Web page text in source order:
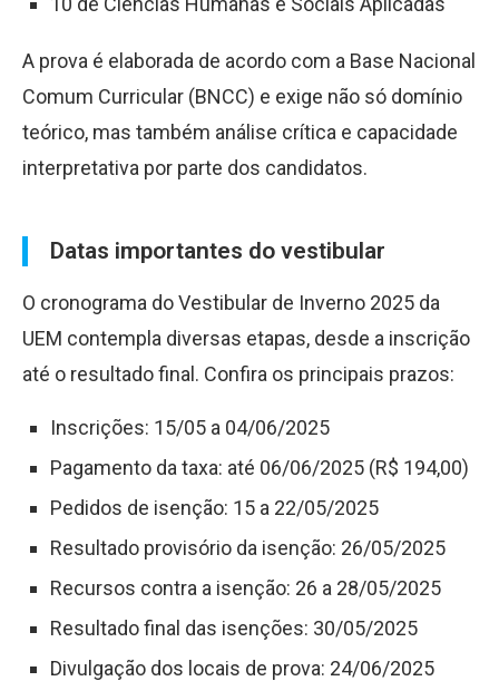
A prova é elaborada de acordo com a Base Nacional
Comum Curricular (BNCC) e exige não só domínio
teórico, mas também análise crítica e capacidade
interpretativa por parte dos candidatos.
Datas importantes do vestibular
O cronograma do Vestibular de Inverno 2025 da
UEM contempla diversas etapas, desde a inscrição
até o resultado final. Confira os principais prazos:
Inscrições: 15/05 a 04/06/2025
Pagamento da taxa: até 06/06/2025 (R$ 194,00)
Pedidos de isenção: 15 a 22/05/2025
Resultado provisório da isenção: 26/05/2025
Recursos contra a isenção: 26 a 28/05/2025
Resultado final das isenções: 30/05/2025
Divulgação dos locais de prova: 24/06/2025